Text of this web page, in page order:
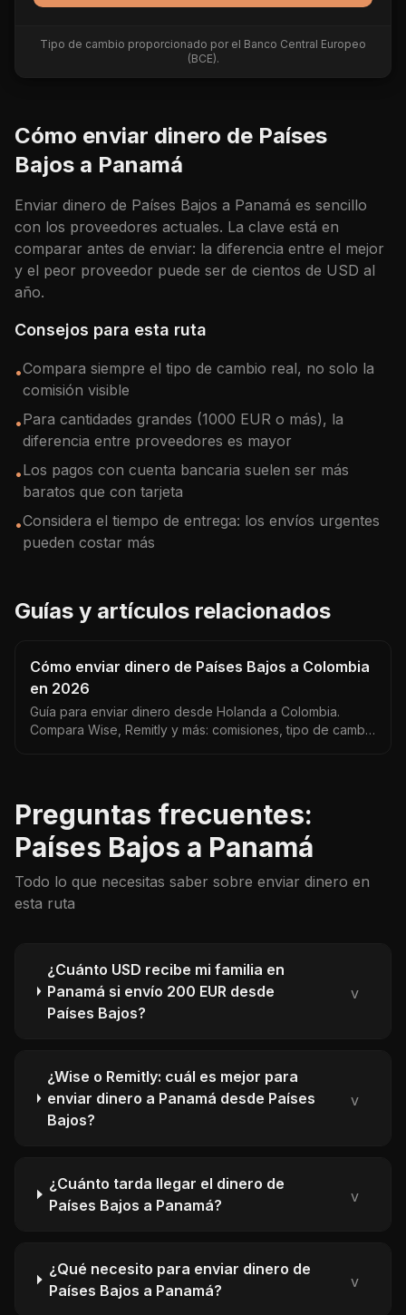
Tipo de cambio proporcionado por el Banco Central Europeo
(BCE).
Cómo enviar dinero de Países
Bajos a Panamá
Enviar dinero de Países Bajos a Panamá es sencillo
con los proveedores actuales. La clave está en
comparar antes de enviar: la diferencia entre el mejor
y el peor proveedor puede ser de cientos de USD al
año.
Consejos para esta ruta
•Compara siempre el tipo de cambio real, no solo la
comisión visible
•Para cantidades grandes (1000 EUR o más), la
diferencia entre proveedores es mayor
•Los pagos con cuenta bancaria suelen ser más
baratos que con tarjeta
•Considera el tiempo de entrega: los envíos urgentes
pueden costar más
Guías y artículos relacionados
Cómo enviar dinero de Países Bajos a Colombia
en 2026
Guía para enviar dinero desde Holanda a Colombia.
Compara Wise, Remitly y más: comisiones, tipo de cambio
Preguntas frecuentes:
Países Bajos a Panamá
Todo lo que necesitas saber sobre enviar dinero en
esta ruta
¿Cuánto USD recibe mi familia en
Panamá si envío 200 EUR desde
Países Bajos?
v
¿Wise o Remitly: cuál es mejor para
enviar dinero a Panamá desde Países
Bajos?
v
¿Cuánto tarda llegar el dinero de
Países Bajos a Panamá?
v
¿Qué necesito para enviar dinero de
Países Bajos a Panamá?
v